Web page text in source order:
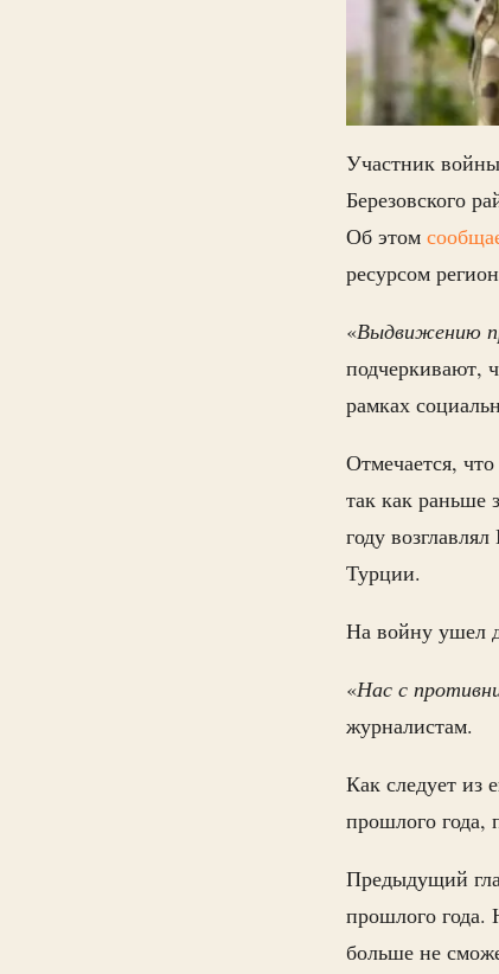
Участник
Березовского
Об этом
ресурсом
«Выдвижению
подчеркивают,
рамках
Отмечается,
так как раньше
году
Турции.
На войну ушел
«Нас с
журналистам.
Как следует из
прошлого года,
Предыдущий
прошлого года.
больше не